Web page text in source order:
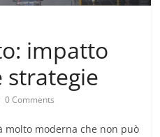
impatto
strategie
0 Comments
molto moderna che non può